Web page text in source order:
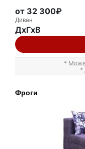
от 32 300₽
Диван
ДxГxВ
*
*
Фроги